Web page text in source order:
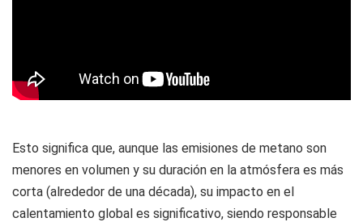
Esto significa que, aunque las emisiones de metano son
menores en volumen y su duración en la atmósfera es más
corta (alrededor de una década), su impacto en el
calentamiento global es significativo, siendo responsable